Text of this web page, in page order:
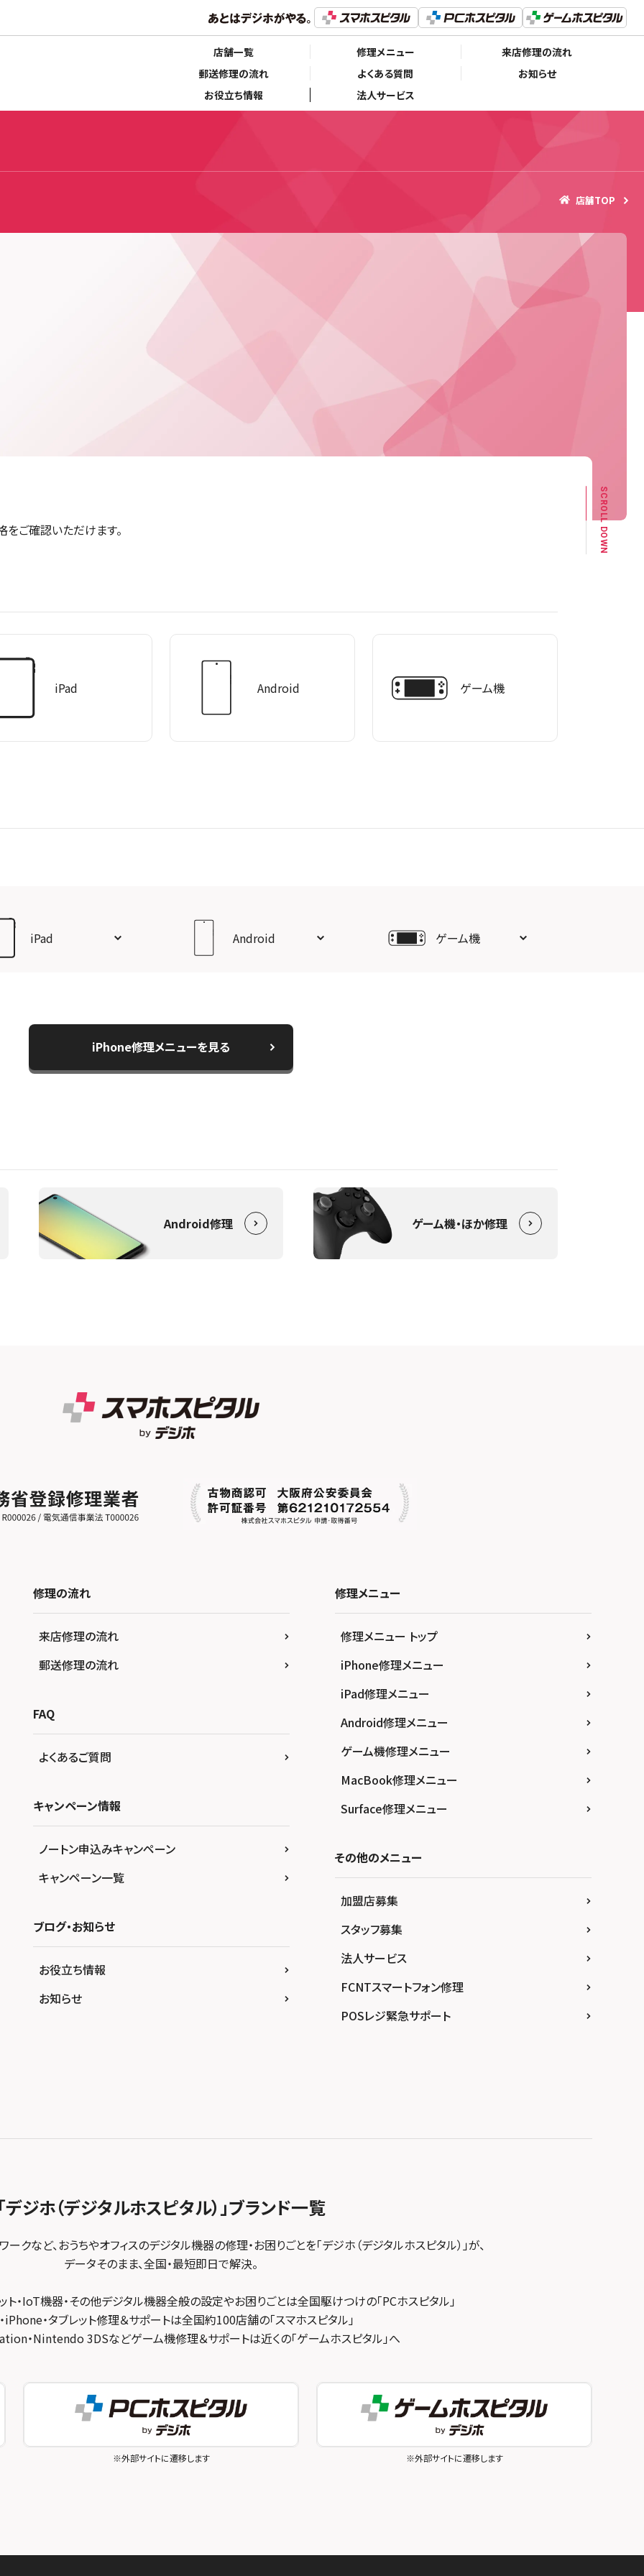
店舗一覧 修理メニュー
来店修理の流れ
郵送修理の流れ
よくある質問
お知らせ
お役立ち情報
法人サービス
店舗TOP
SCROLL DOWN
ご確認いただけます。
iPad Android ゲーム機
iPad Android ゲーム機
iPhone修理メニューを見る
Android修理 ゲーム機・ほか修理
修理の流れ
来店修理の流れ
郵送修理の流れ
FAQ
よくあるご質問
キャンペーン情報
ノートン申込みキャンペーン
キャンペーン一覧
ブログ・お知らせ
お役立ち情報
お知らせ
修理メニュー
修理メニュー トップ
iPhone修理メニュー
iPad修理メニュー
Android修理メニュー
ゲーム機修理メニュー
MacBook修理メニュー
Surface修理メニュー
その他のメニュー
加盟店募集
スタッフ募集
法人サービス
FCNTスマートフォン修理
POSレジ緊急サポート
デジホ（デジタルホスピタル）」ブランド一覧
ークなど、おうちやオフィスのデジタル機器の修理・お困りごとを「デジホ（デジタルホスピタル）」が、
データそのまま、全国・最短即日で解決。
ト・IoT機器・その他デジタル機器全般の設定やお困りごとは全国駆けつけの「PCホスピタル」
iPhone・タブレット修理＆サポートは全国約100店舗の「スマホスピタル」
・Nintendo 3DSなどゲーム機修理＆サポートは近くの「ゲームホスピタル」へ
※外部サイトに遷移します ※外部サイトに遷移します